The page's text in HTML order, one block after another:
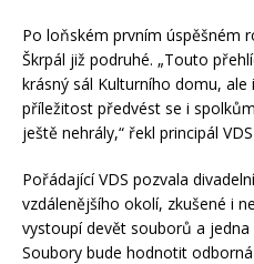
Po loňském prvním úspěšném
Škrpál již podruhé. „Touto
krásný sál Kulturního domu,
příležitost předvést se i
ještě nehrály,“ řekl principál
Pořádající VDS pozvala
vzdálenějšího okolí, zkušené i
vystoupí devět souborů a jedna
Soubory bude hodnotit